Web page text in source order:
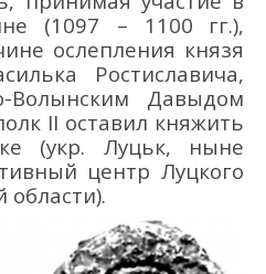
(1097 – 1 100 гг.),
ослепления князя
Ростиславича,
Волынским Давыдом
II оставил княжить
(укр. Луцьк, ныне
центр Луцкого
области).